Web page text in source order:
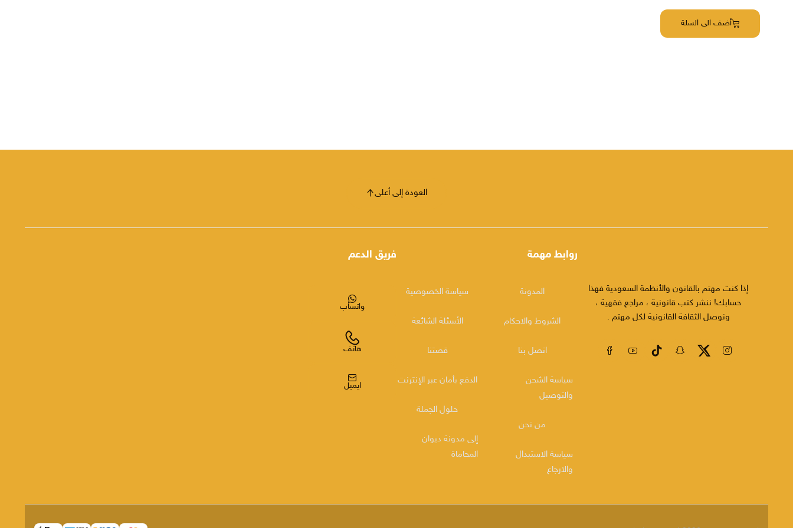
أضف الى السلة
العودة إلى أعلى
إذا كنت مهتم بالقانون والأنظمة السعودية فهذا
حسابك! ننشر كتب قانونية ، مراجع فقهية ،
ونوصل الثقافة القانونية لكل مهتم .
روابط مهمة
المدونة
الشروط والاحكام
اتصل بنا
سياسة الشحن
والتوصيل
من نحن
سياسة الاستبدال
والارجاع
سياسة الخصوصية
الأسئلة الشائعة
قصتنا
الدفع بأمان عبر الإنترنت
حلول الجملة
إلى مدونة ديوان
المحاماة
فريق الدعم
واتساب
هاتف
ايميل